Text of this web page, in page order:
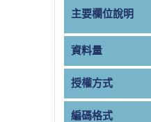
主要欄位說明
資料量
授權方式
編碼格式